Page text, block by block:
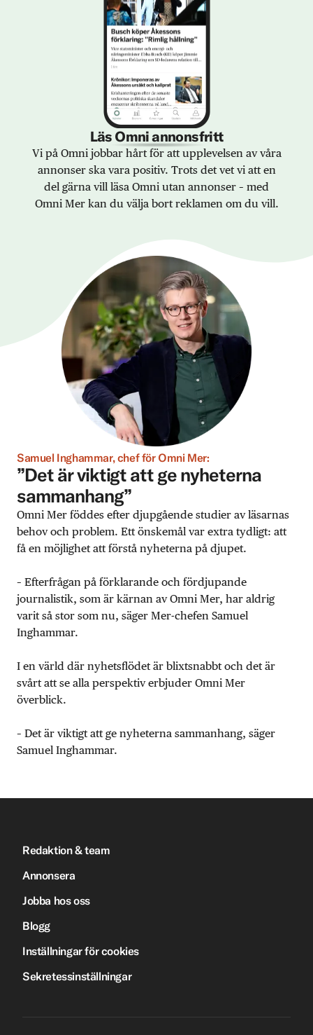
Läs Omni annonsfritt
Vi på Omni jobbar hårt för att upplevelsen av våra
annonser ska vara positiv. Trots det vet vi att en
del gärna vill läsa Omni utan annonser – med
Omni Mer kan du välja bort reklamen om du vill.
Samuel Inghammar, chef för Omni Mer:
”Det är viktigt att ge nyheterna
sammanhang”
Omni Mer föddes efter djupgående studier av läsarnas
behov och problem. Ett önskemål var extra tydligt: att
få en möjlighet att förstå nyheterna på djupet.
– Efterfrågan på förklarande och fördjupande
journalistik, som är kärnan av Omni Mer, har aldrig
varit så stor som nu, säger Mer-chefen Samuel
Inghammar.
I en värld där nyhetsflödet är blixtsnabbt och det är
svårt att se alla perspektiv erbjuder Omni Mer
överblick.
– Det är viktigt att ge nyheterna sammanhang, säger
Samuel Inghammar.
Redaktion & team
Annonsera
Jobba hos oss
Blogg
Inställningar för cookies
Sekretessinställningar